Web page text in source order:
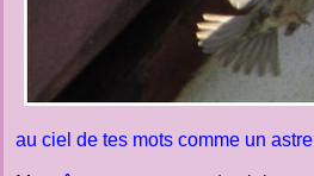
au ciel de tes mots comme un astre